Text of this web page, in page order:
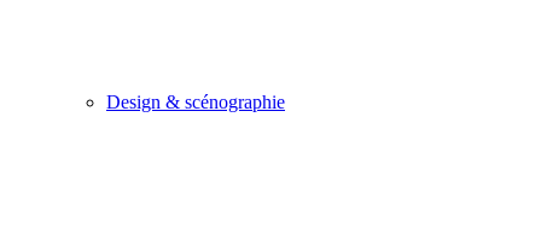
Design & scénographie